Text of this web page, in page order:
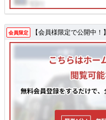
会員限定 【会員様限定で公開中！】